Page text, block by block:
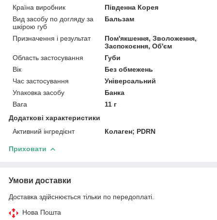
Країна виробник
Південна Корея
Вид засобу по догляду за
шкірою губ
Бальзам
Призначення і результат
Пом'якшення, Зволоження,
Заспокоєння, Об'єм
Область застосування
Губи
Вік
Без обмежень
Час застосування
Універсальний
Упаковка засобу
Банка
Вага
11 г
Додаткові характеристики
Активний інгредієнт
Колаген; PDRN
Приховати
Умови доставки
Доставка здійснюється тільки по передоплаті.
Нова Пошта